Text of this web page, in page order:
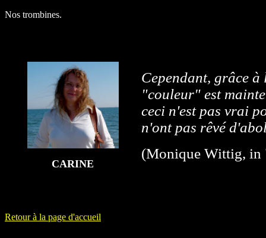
Nos trombines.
CARINE
Cependant, grâce
"couleur" est
ceci n'est pas vrai
n'ont pas rêvé
(Monique Wittig, in
Retour à la page d'accueil